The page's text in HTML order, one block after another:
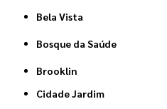
Bela Vista
Bosque da Saúde
Brooklin
Cidade Jardim